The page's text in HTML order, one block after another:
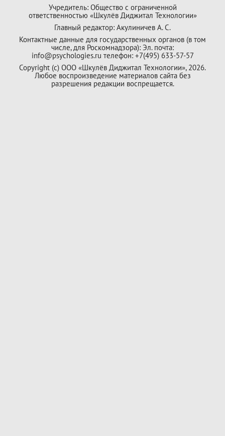
Учредитель: Общество с ограниченной
ответственностью «Шкулёв Диджитал Технологии»
Главный редактор: Акулиничев А. С.
Контактные данные для государственных органов (в том
числе, для Роскомнадзора): Эл. почта:
info@psychologies.ru телефон: +7(495) 633-57-57
Copyright (с) ООО «Шкулёв Диджитал Технологии», 2026.
Любое воспроизведение материалов сайта без
разрешения редакции воспрещается.